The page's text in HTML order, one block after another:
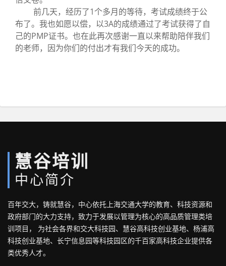
前几天，经历了1个多月的等待，考试成绩终于公
布了。我也如愿以偿，以3A的成绩通过了考试获得了自
己的PMP证书。也在此再次感谢一直以来帮助陪伴我们
的老师，因为你们的付出才有我们今天的成功。
慧谷培训
中心简介
百年交大，铸就慧谷，中心依托上海交通大学的教育、科技资源和
政府部门的大力支持，致力于发展以管理为核心的高品质管理类培
训项目， 为社会各界和交大科技园、慧谷高科技创业基地、杨浦高
科技创业基地、长宁信息园等科技园区的千百家高科技企业提供各
类优秀人才。